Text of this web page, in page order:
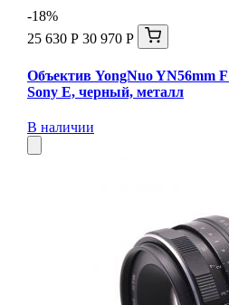
-18%
25 630 Р 30 970 Р
Объектив YongNuo YN56mm
Sony E, черный, металл
В наличии